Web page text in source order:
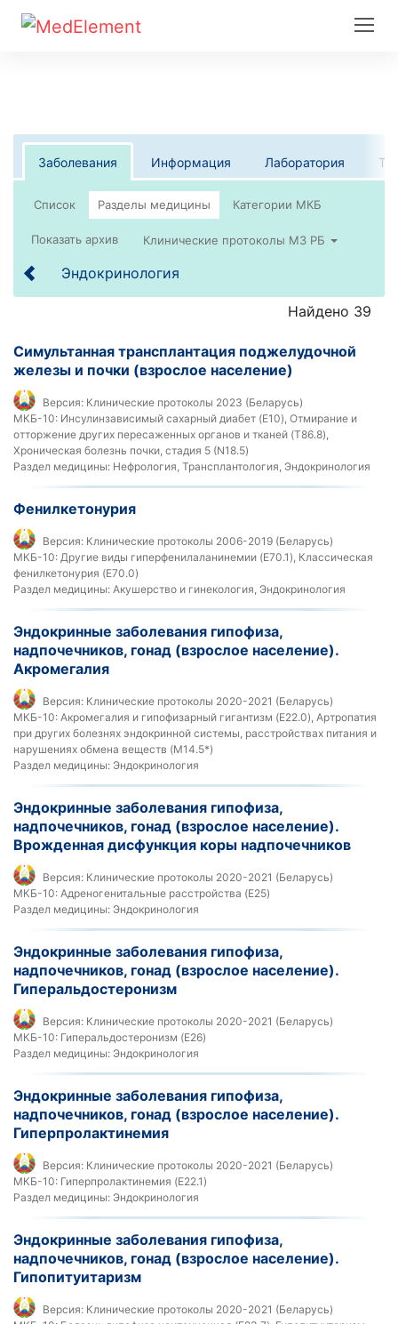
Заболевания Информация Лаборатория
Список
Клинические протоколы МЗ РБ
Эндокринология
Найдено 39
Симультанная трансплантация поджелудочной
железы и почки (взрослое население)
Версия: Клинические протоколы 2023 (Беларусь)
МКБ-10: Инсулинзависимый сахарный диабет (E10), Отмирание и
отторжение других пересаженных органов и тканей (T86.8),
Хроническая болезнь почки, стадия 5 (N18.5)
Раздел медицины: Нефрология, Трансплантология, Эндокринология
Фенилкетонурия
Версия: Клинические протоколы 2006-2019 (Беларусь)
МКБ-10: Другие виды гиперфенилаланинемии (E70.1), Классическая
фенилкетонурия (E70.0)
Раздел медицины: Акушерство и гинекология, Эндокринология
Эндокринные заболевания гипофиза,
надпочечников, гонад (взрослое население).
Акромегалия
Версия: Клинические протоколы 2020-2021 (Беларусь)
МКБ-10: Акромегалия и гипофизарный гигантизм (E22.0), Артропатия
при других болезнях эндокринной системы, расстройствах питания и
нарушениях обмена веществ (M14.5*)
Раздел медицины: Эндокринология
Эндокринные заболевания гипофиза,
надпочечников, гонад (взрослое население).
Врожденная дисфункция коры надпочечников
Версия: Клинические протоколы 2020-2021 (Беларусь)
МКБ-10: Адреногенитальные расстройства (E25)
Раздел медицины: Эндокринология
Эндокринные заболевания гипофиза,
надпочечников, гонад (взрослое население).
Гиперальдостеронизм
Версия: Клинические протоколы 2020-2021 (Беларусь)
МКБ-10: Гиперальдостеронизм (E26)
Раздел медицины: Эндокринология
Эндокринные заболевания гипофиза,
надпочечников, гонад (взрослое население).
Гиперпролактинемия
Версия: Клинические протоколы 2020-2021 (Беларусь)
МКБ-10: Гиперпролактинемия (E22.1)
Раздел медицины: Эндокринология
Эндокринные заболевания гипофиза,
надпочечников, гонад (взрослое население).
Гипопитуитаризм
Версия: Клинические протоколы 2020-2021 (Беларусь)